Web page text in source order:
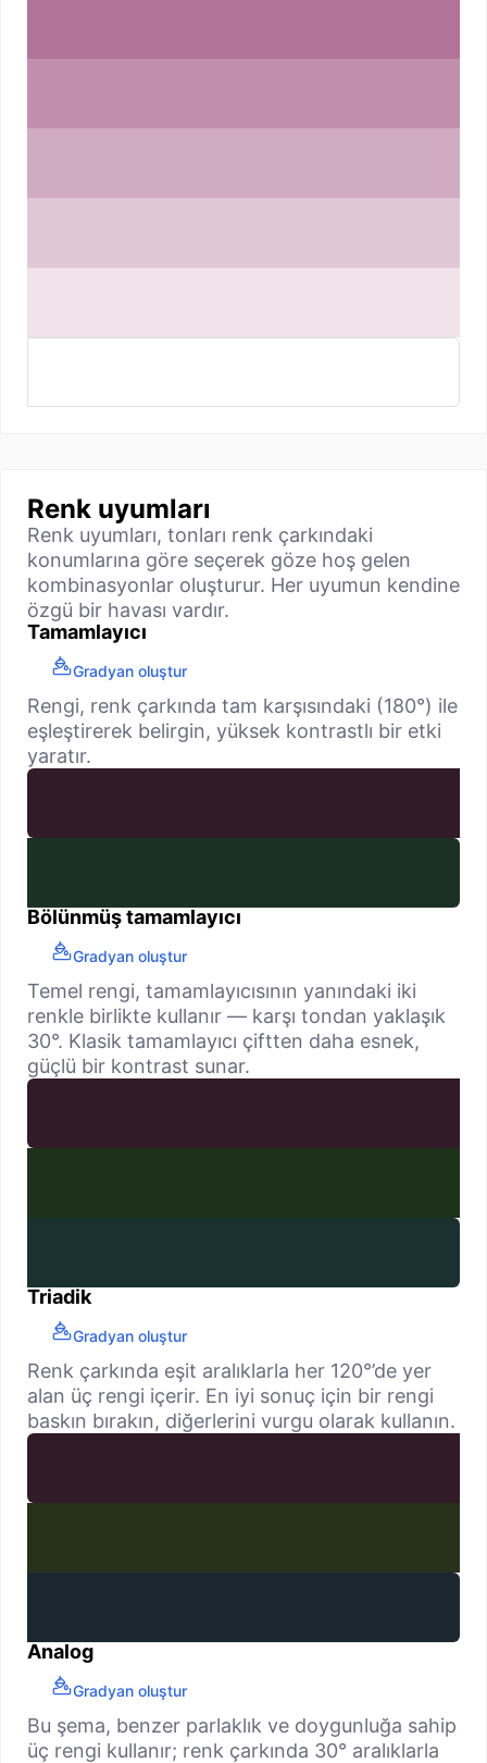
Renk uyumları
Renk uyumları, tonları renk çarkındaki
konumlarına göre seçerek göze hoş gelen
kombinasyonlar oluşturur. Her uyumun kendine
özgü bir havası vardır.
Tamamlayıcı
Gradyan oluştur
Rengi, renk çarkında tam karşısındaki (180°) ile
eşleştirerek belirgin, yüksek kontrastlı bir etki
yaratır.
Bölünmüş tamamlayıcı
Gradyan oluştur
Temel rengi, tamamlayıcısının yanındaki iki
renkle birlikte kullanır — karşı tondan yaklaşık
30°. Klasik tamamlayıcı çiftten daha esnek,
güçlü bir kontrast sunar.
Triadik
Gradyan oluştur
Renk çarkında eşit aralıklarla her 120°’de yer
alan üç rengi içerir. En iyi sonuç için bir rengi
baskın bırakın, diğerlerini vurgu olarak kullanın.
Analog
Gradyan oluştur
Bu şema, benzer parlaklık ve doygunluğa sahip
üç rengi kullanır; renk çarkında 30° aralıklarla